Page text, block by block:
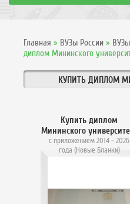
Главная » ВУЗы России »
диплом Мининского
КУПИТЬ ДИПЛОМ
Купить диплом
Мининского
с приложением 2014 - 2026
года (Новые Бланки)